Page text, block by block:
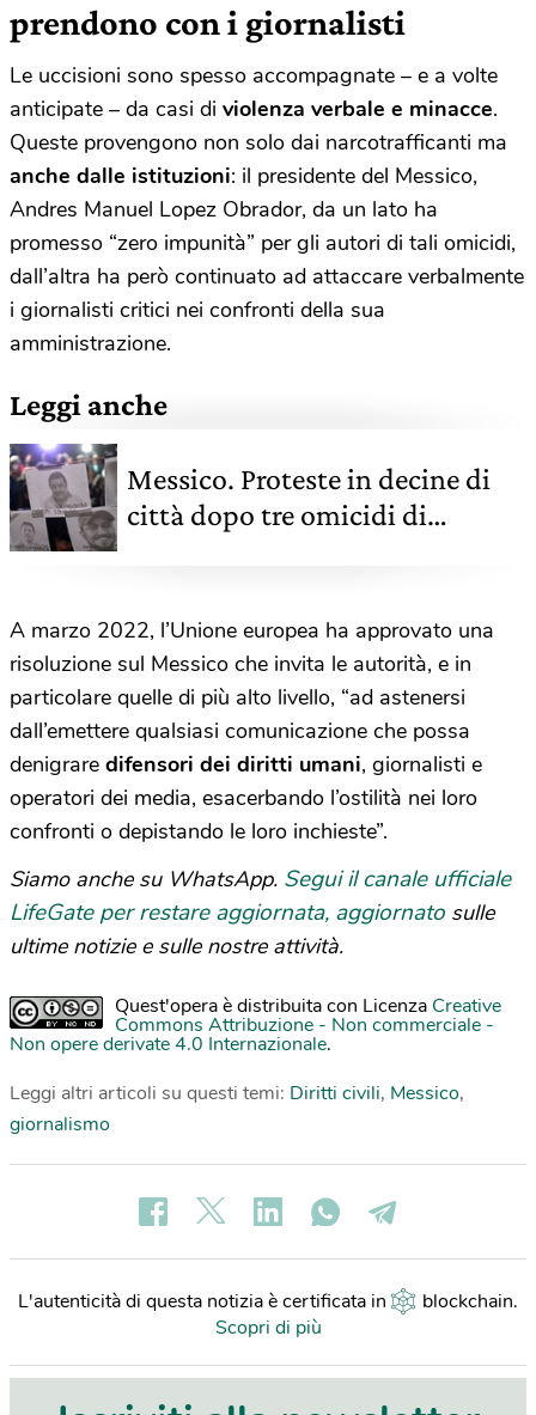
prendono con i giornalisti
Le uccisioni sono spesso accompagnate – e a volte
anticipate – da casi di violenza verbale e minacce.
Queste provengono non solo dai narcotrafficanti ma
anche dalle istituzioni: il presidente del Messico,
Andres Manuel Lopez Obrador, da un lato ha
promesso “zero impunità” per gli autori di tali omicidi,
dall’altra ha però continuato ad attaccare verbalmente
i giornalisti critici nei confronti della sua
amministrazione.
Leggi anche
Messico. Proteste in decine di
città dopo tre omicidi di
A marzo 2022, l’Unione europea ha approvato una
risoluzione sul Messico che invita le autorità, e in
particolare quelle di più alto livello, “ad astenersi
dall’emettere qualsiasi comunicazione che possa
denigrare difensori dei diritti umani, giornalisti e
operatori dei media, esacerbando l’ostilità nei loro
confronti o depistando le loro inchieste”.
Siamo anche su WhatsApp. Segui il canale ufficiale
LifeGate per restare aggiornata, aggiornato sulle
ultime notizie e sulle nostre attività.
Quest'opera è distribuita con Licenza Creative
Commons Attribuzione - Non commerciale -
Non opere derivate 4.0 Internazionale.
Leggi altri articoli su questi temi: Diritti civili, Messico,
giornalismo
L'autenticità di questa notizia è certificata in blockchain.
Scopri di più